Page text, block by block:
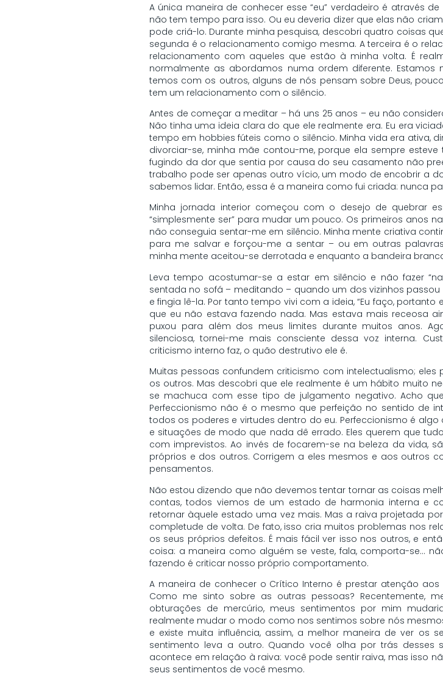
A única maneira de conhecer esse “eu” verdadeiro é através
não tem tempo para isso. Ou eu deveria dizer que elas não
pode criá-lo. Durante minha pesquisa, descobri quatro coisas
segunda é o relacionamento comigo mesma. A terceira é o
relacionamento com aqueles que estão à minha volta. É
normalmente as abordamos numa ordem diferente.
temos com os outros, alguns de nós pensam sobre Deus,
tem um relacionamento com o silêncio.
Antes de começar a meditar – há uns 25 anos – eu não
Não tinha uma ideia clara do que ele realmente era. Eu era
tempo em hobbies fúteis como o silêncio. Minha vida era ativa,
divorciar-se, minha mãe contou-me, porque ela sempre
fugindo da dor que sentia por causa do seu casamento não
trabalho pode ser apenas outro vício, um modo de encobrir a
sabemos lidar. Então, essa é a maneira como fui criada: nunca
Minha jornada interior começou com o desejo de quebrar
“simplesmente ser” para mudar um pouco. Os primeiros anos
não conseguia sentar-me em silêncio. Minha mente criativa
para me salvar e forçou-me a sentar – ou em outras
minha mente aceitou-se derrotada e enquanto a bandeira
Leva tempo acostumar-se a estar em silêncio e não fazer
sentada no sofá – meditando – quando um dos vizinhos
e fingia lê-la. Por tanto tempo vivi com a ideia, “Eu faço, portanto
que eu não estava fazendo nada. Mas estava mais receosa
puxou para além dos meus limites durante muitos anos.
silenciosa, tornei-me mais consciente dessa voz interna.
criticismo interno faz, o quão destrutivo ele é.
Muitas pessoas confundem criticismo com intelectualismo;
os outros. Mas descobri que ele realmente é um hábito muito
se machuca com esse tipo de julgamento negativo. Acho
Perfeccionismo não é o mesmo que perfeição no sentido de
todos os poderes e virtudes dentro do eu. Perfeccionismo é
e situações de modo que nada dê errado. Eles querem que
com imprevistos. Ao invés de focarem-se na beleza da vida,
próprios e dos outros. Corrigem a eles mesmos e aos outros
pensamentos.
Não estou dizendo que não devemos tentar tornar as coisas
contas, todos viemos de um estado de harmonia interna e
retornar àquele estado uma vez mais. Mas a raiva projetada
completude de volta. De fato, isso cria muitos problemas nos
os seus próprios defeitos. É mais fácil ver isso nos outros, e
coisa: a maneira como alguém se veste, fala, comporta-se…
fazendo é criticar nosso próprio comportamento.
A maneira de conhecer o Crítico Interno é prestar atenção
Como me sinto sobre as outras pessoas? Recentemente,
obturações de mercúrio, meus sentimentos por mim
realmente mudar o modo como nos sentimos sobre nós
e existe muita influência, assim, a melhor maneira de ver os
sentimento leva a outro. Quando você olha por trás desses
acontece em relação à raiva: você pode sentir raiva, mas isso
seus sentimentos de você mesmo.